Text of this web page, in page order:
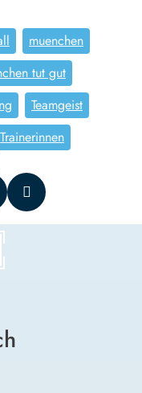
muenchen
tut gut
Teamgeist
Trainerinnen